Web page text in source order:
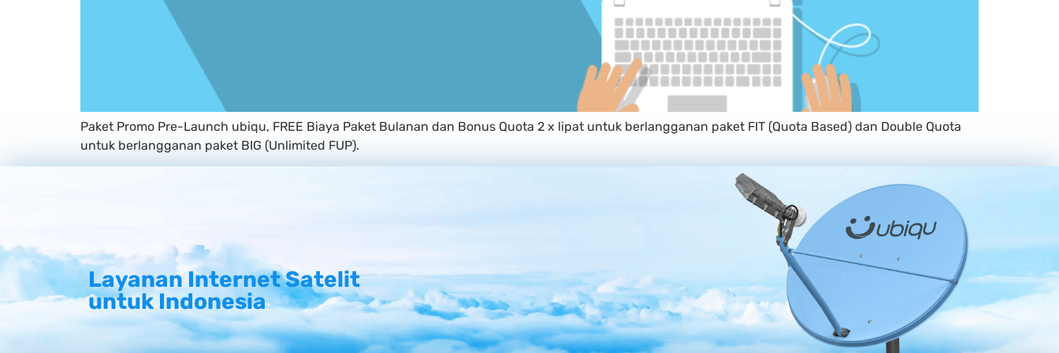
Paket Promo Pre-Launch ubiqu, FREE Biaya Paket Bulanan dan Bonus Quota 2 x lipat untuk berlangganan paket FIT (Quota Based) dan Double Quota
untuk berlangganan paket BIG (Unlimited FUP).
Layanan Internet Satelit
untuk Indonesia